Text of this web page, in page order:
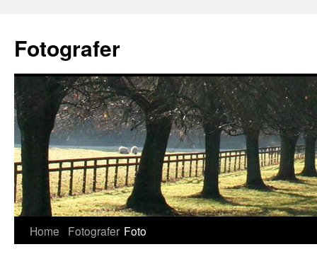
content
Fotografer
Home Fotografer Foto